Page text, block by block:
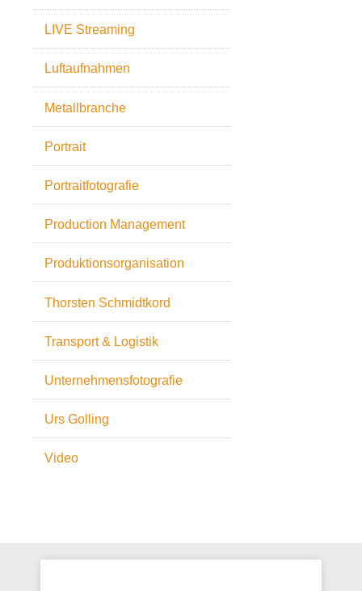
LIVE Streaming
Luftaufnahmen
Metallbranche
Portrait
Portraitfotografie
Production Management
Produktionsorganisation
Thorsten Schmidtkord
Transport & Logistik
Unternehmensfotografie
Urs Golling
Video